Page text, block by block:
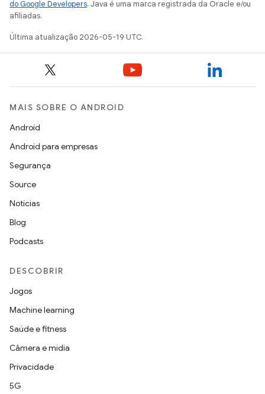
do Google Developers. Java é uma marca registrada da Oracle e/ou
afiliadas.
Última atualização 2026-05-19 UTC.
MAIS SOBRE O ANDROID
Android
Android para empresas
Segurança
Source
Notícias
Blog
Podcasts
DESCOBRIR
Jogos
Machine learning
Saúde e fitness
Câmera e mídia
Privacidade
5G